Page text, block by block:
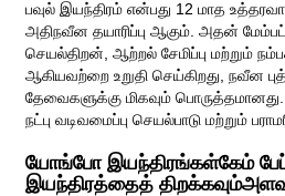
பவுல் இயந்திரம் என்பது 12 மாத
அதிநவீன தயாரிப்பு ஆகும். அதன்
செயல்திறன், ஆற்றல் சேமிப்பு மற்றும்
ஆகியவற்றை உறுதி செய்கிறது, நவீன
தேவைகளுக்கு மிகவும்
நட்பு வடிவமைப்பு செயல்பாடு மற்றும்
யோங்போ இயந்திரங்கள்கேம்
இயந்திரத்தைத் திறக்கவும்